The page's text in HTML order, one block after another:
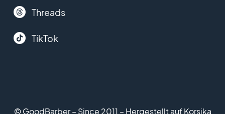
Threads
TikTok
© GoodBarber – Since 2011 – Hergestellt auf Korsika